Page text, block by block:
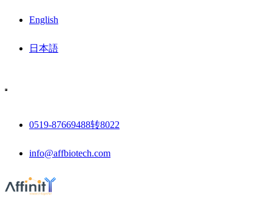
English
日本語
0519-87669488转8022
info@affbiotech.com